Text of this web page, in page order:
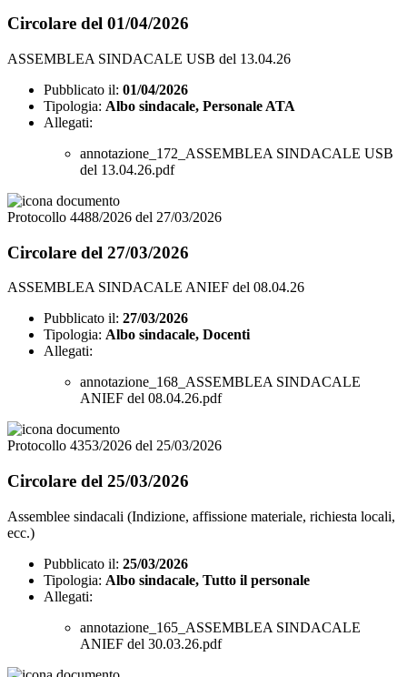
Circolare del 01/04/2026
ASSEMBLEA SINDACALE USB del 13.04.26
Pubblicato il: 01/04/2026
Tipologia: Albo sindacale, Personale ATA
Allegati:
annotazione_172_ASSEMBLEA SINDACALE USB
del 13.04.26.pdf
Protocollo 4488/2026 del 27/03/2026
Circolare del 27/03/2026
ASSEMBLEA SINDACALE ANIEF del 08.04.26
Pubblicato il: 27/03/2026
Tipologia: Albo sindacale, Docenti
Allegati:
annotazione_168_ASSEMBLEA SINDACALE
ANIEF del 08.04.26.pdf
Protocollo 4353/2026 del 25/03/2026
Circolare del 25/03/2026
Assemblee sindacali (Indizione, affissione materiale, richiesta locali,
ecc.)
Pubblicato il: 25/03/2026
Tipologia: Albo sindacale, Tutto il personale
Allegati:
annotazione_165_ASSEMBLEA SINDACALE
ANIEF del 30.03.26.pdf